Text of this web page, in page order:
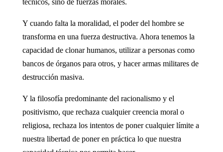
Y cuando falta la moralidad, el poder del hombre se
transforma en una fuerza destructiva. Ahora tenemos la
capacidad de clonar humanos, utilizar a personas como
bancos de órganos para otros, y hacer armas militares de
destrucción masiva.
Y la filosofía predominante del racionalismo y el
positivismo, que rechaza cualquier creencia moral o
religiosa, rechaza los intentos de poner cualquier límite a
nuestra libertad de poner en práctica lo que nuestra